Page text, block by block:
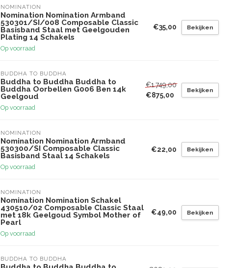
NOMINATION
Nomination Nomination Armband
530301/SI/008 Composable Classic
Basisband Staal met Geelgouden
Plating 14 Schakels
Op voorraad
€35,00 Bekijken
BUDDHA TO BUDDHA
Buddha to Buddha Buddha to
Buddha Oorbellen G006 Ben 14k
Geelgoud
Op voorraad
€1.749,00
€875,00
Bekijken
NOMINATION
Nomination Nomination Armband
530300/SI Composable Classic
Basisband Staal 14 Schakels
Op voorraad
€22,00 Bekijken
NOMINATION
Nomination Nomination Schakel
430510/02 Composable Classic Staal
met 18k Geelgoud Symbol Mother of
Pearl
Op voorraad
€49,00 Bekijken
BUDDHA TO BUDDHA